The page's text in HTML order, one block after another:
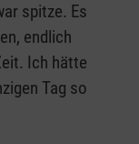
spitze. Es
endlich
Ich hätte
Tag so